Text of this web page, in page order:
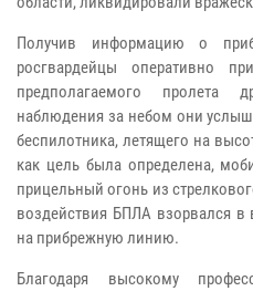
Получив информацию о
росгвардейцы оперативно
предполагаемого пролета
наблюдения за небом они
беспилотника, летящего на
как цель была определена,
прицельный огонь из
воздействия БПЛА взорвался в
на прибрежную линию.
Благодаря высокому